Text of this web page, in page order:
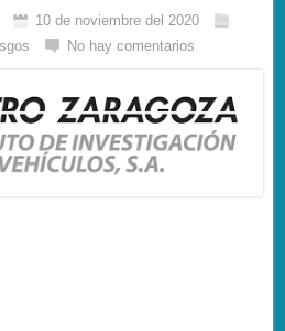
10 de noviembre del 2020
No hay comentarios